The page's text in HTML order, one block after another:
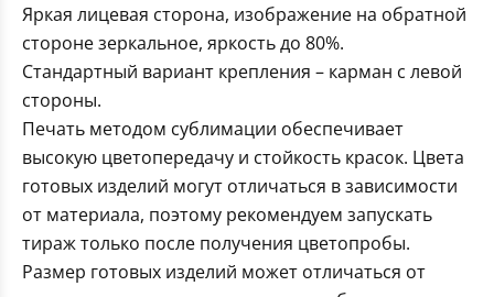
Яркая лицевая сторона, изображение на обратной
стороне зеркальное, яркость до 80%.
Стандартный вариант крепления – карман с левой
стороны.
Печать методом сублимации обеспечивает
высокую цветопередачу и стойкость красок. Цвета
готовых изделий могут отличаться в зависимости
от материала, поэтому рекомендуем запускать
тираж только после получения цветопробы.
Размер готовых изделий может отличаться от